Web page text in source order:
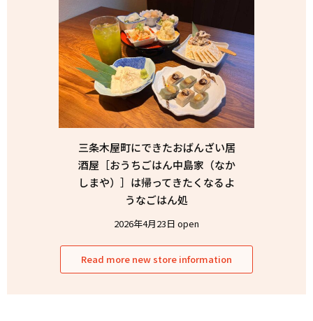
三条木屋町にできたおばんざい居
酒屋［おうちごはん中島家（なか
しまや）］は帰ってきたくなるよ
うなごはん処
2026年4月23日 open
Read more new store information